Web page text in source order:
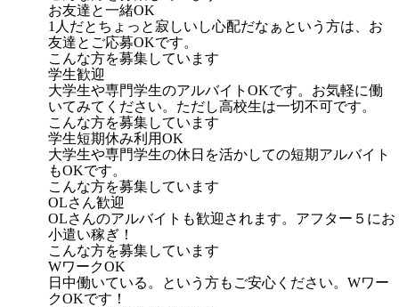
お友達と一緒OK
1人だとちょっと寂しいし心配だなぁという方は、お
友達とご応募OKです。
こんな方を募集しています
学生歓迎
大学生や専門学生のアルバイトOKです。お気軽に働
いてみてください。ただし高校生は一切不可です。
こんな方を募集しています
学生短期休み利用OK
大学生や専門学生の休日を活かしての短期アルバイト
もOKです。
こんな方を募集しています
OLさん歓迎
OLさんのアルバイトも歓迎されます。アフター５にお
小遣い稼ぎ！
こんな方を募集しています
WワークOK
日中働いている。という方もご安心ください。Wワー
クOKです！